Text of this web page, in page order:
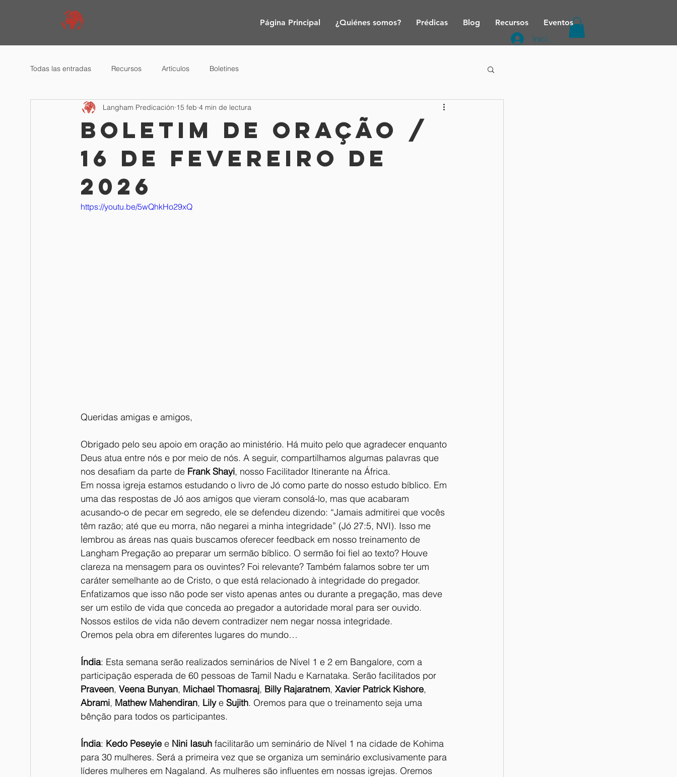
Página Principal ¿Quiénes somos? Prédicas Blog Recursos Eventos
Iniciar sesión
Todas las entradas Recursos Artículos Boletines
Boletim de Oração /
16 de fevereiro de
2026
Langham Predicación 15 feb 4 min de lectura
https://youtu.be/5wQhkHo29xQ
Queridas amigas e amigos,
Obrigado pelo seu apoio em oração ao ministério. Há muito pelo que agradecer enquanto
Deus atua entre nós e por meio de nós. A seguir, compartilhamos algumas palavras que
nos desafiam da parte de Frank Shayi, nosso Facilitador Itinerante na África.
Em nossa igreja estamos estudando o livro de Jó como parte do nosso estudo bíblico. Em
uma das respostas de Jó aos amigos que vieram consolá-lo, mas que acabaram
acusando-o de pecar em segredo, ele se defendeu dizendo: “Jamais admitirei que vocês
têm razão; até que eu morra, não negarei a minha integridade” (Jó 27:5, NVI). Isso me
lembrou as áreas nas quais buscamos oferecer feedback em nosso treinamento de
Langham Pregação ao preparar um sermão bíblico. O sermão foi fiel ao texto? Houve
clareza na mensagem para os ouvintes? Foi relevante? Também falamos sobre ter um
caráter semelhante ao de Cristo, o que está relacionado à integridade do pregador.
Enfatizamos que isso não pode ser visto apenas antes ou durante a pregação, mas deve
ser um estilo de vida que conceda ao pregador a autoridade moral para ser ouvido.
Nossos estilos de vida não devem contradizer nem negar nossa integridade.
Oremos pela obra em diferentes lugares do mundo…
Índia: Esta semana serão realizados seminários de Nível 1 e 2 em Bangalore, com a
participação esperada de 60 pessoas de Tamil Nadu e Karnataka. Serão facilitados por
Praveen, Veena Bunyan, Michael Thomasraj, Billy Rajaratnem, Xavier Patrick Kishore,
Abrami, Mathew Mahendiran, Lily e Sujith. Oremos para que o treinamento seja uma
bênção para todos os participantes.
Índia: Kedo Peseyie e Nini Iasuh facilitarão um seminário de Nível 1 na cidade de Kohima
para 30 mulheres. Será a primeira vez que se organiza um seminário exclusivamente para
líderes mulheres em Nagaland. As mulheres são influentes em nossas igrejas. Oremos